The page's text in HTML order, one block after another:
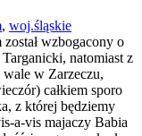
, woj.śląskie
wzbogacony o
Targanicki, natomiast z
w Zarzeczu,
całkiem sporo
z której będziemy
a-vis majaczy Babia